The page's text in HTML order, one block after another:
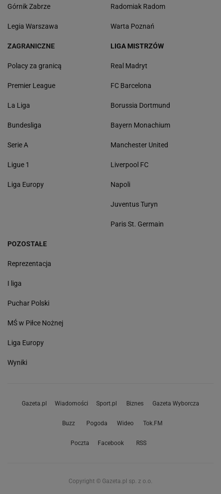
Górnik Zabrze
Legia Warszawa
Radomiak Radom
Warta Poznań
ZAGRANICZNE
Polacy za granicą
Premier League
La Liga
Bundesliga
Serie A
Ligue 1
Liga Europy
LIGA MISTRZÓW
Real Madryt
FC Barcelona
Borussia Dortmund
Bayern Monachium
Manchester United
Liverpool FC
Napoli
Juventus Turyn
Paris St. Germain
POZOSTAŁE
Reprezentacja
I liga
Puchar Polski
MŚ w Piłce Nożnej
Liga Europy
Wyniki
Gazeta.pl Wiadomości Sport.pl Biznes Gazeta Wyborcza
Buzz Pogoda Wideo Tok.FM
Poczta Facebook RSS
Copyright © Gazeta.pl sp. z o.o.